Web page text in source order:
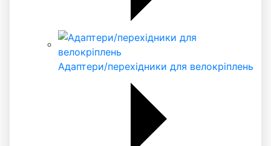
Адаптери/перехідники для велокріплень